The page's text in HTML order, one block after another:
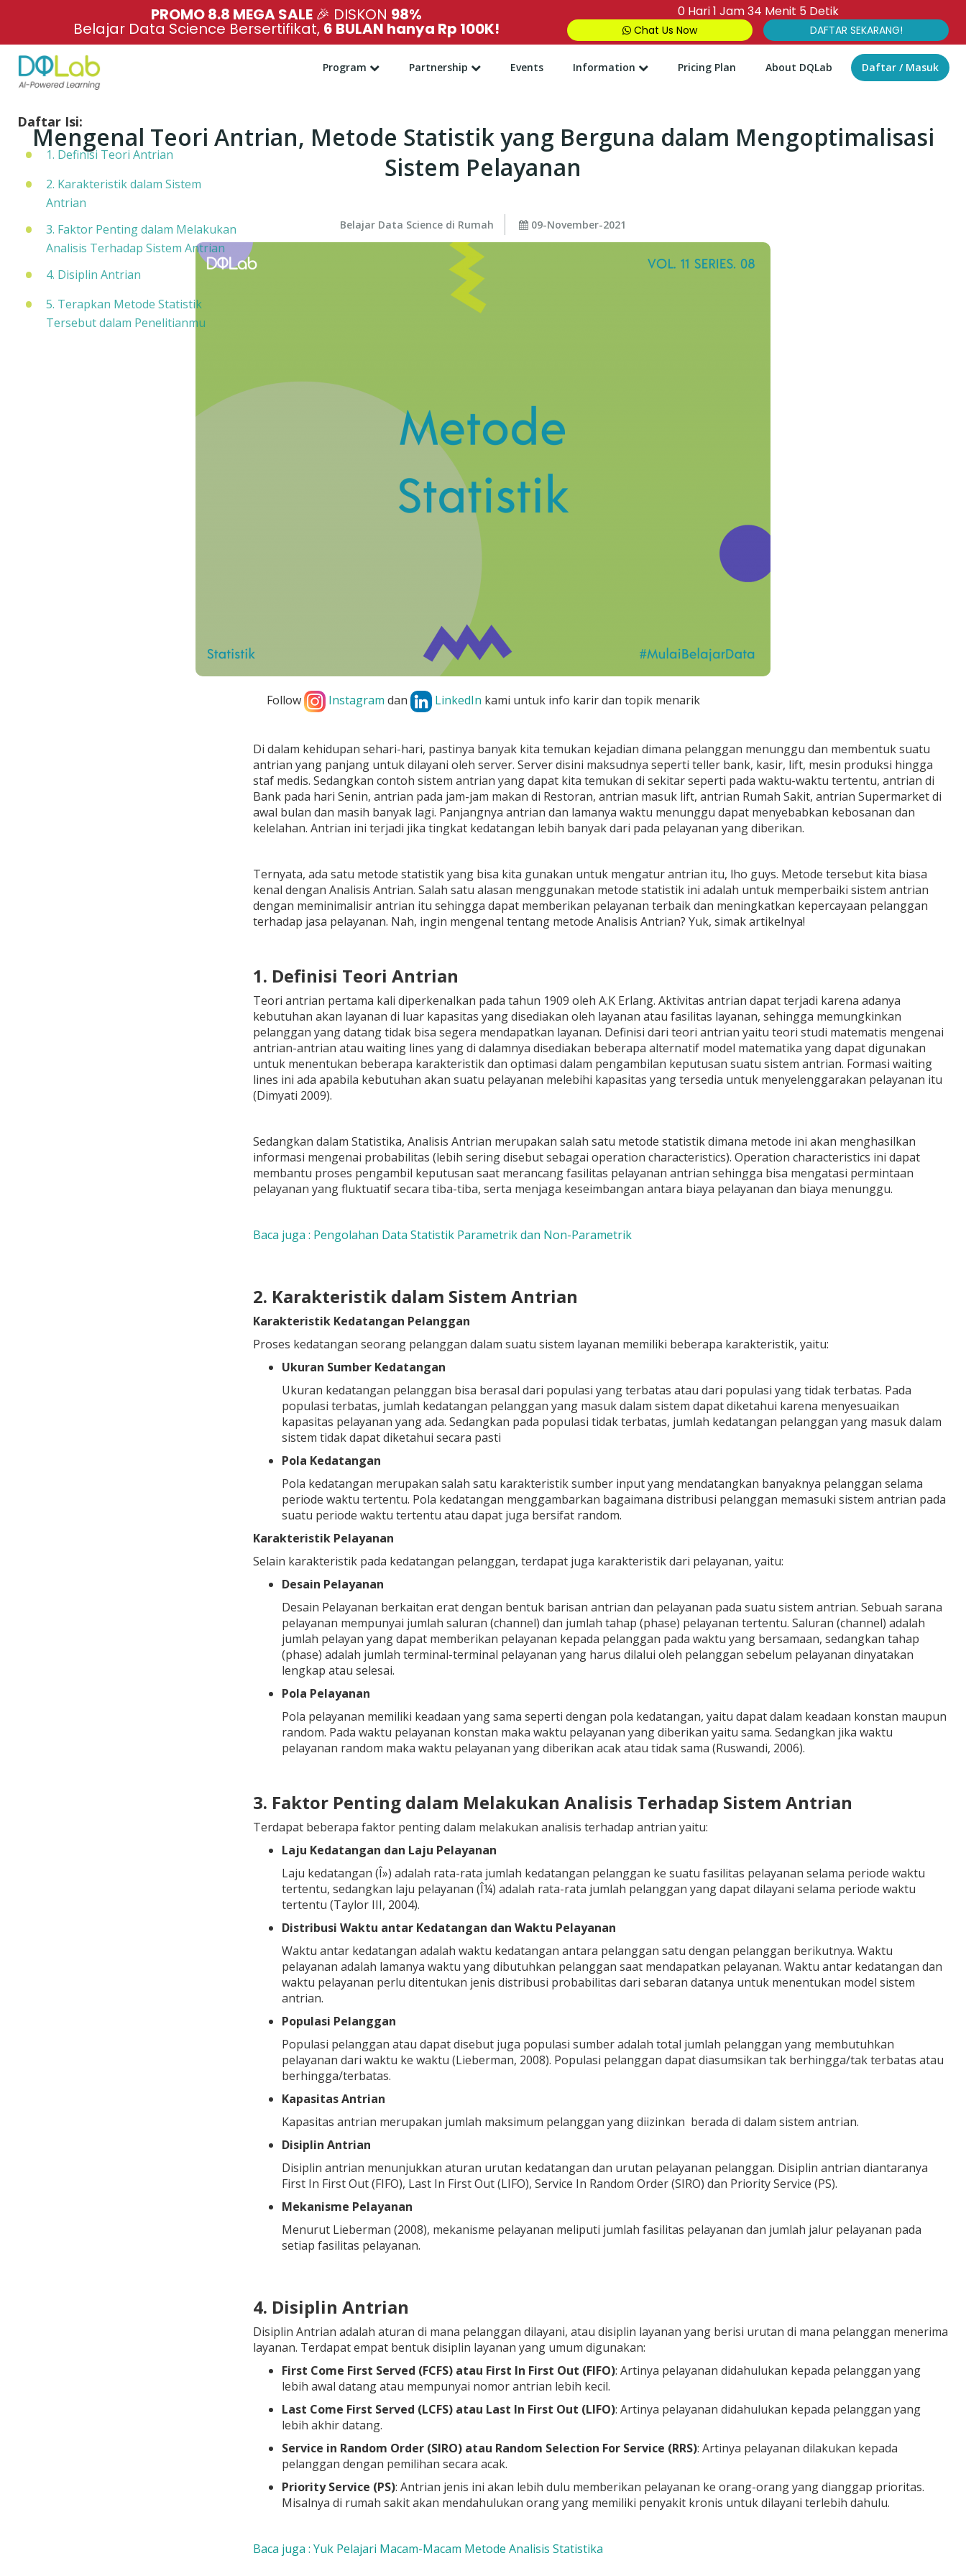
PROMO 8.8 MEGA SALE 🎉 DISKON 98%
Belajar Data Science Bersertifikat, 6 BULAN hanya Rp 100K!
0 Hari1 Jam34 Menit 3 Detik
Chat Us Now DAFTAR SEKARANG!
Program Partnership Events Information Pricing Plan About DQLab Daftar / Masuk
Mengenal Teori Antrian, Metode Statistik yang Berguna dalam Mengoptimalisasi
Sistem Pelayanan
Belajar Data Science di Rumah 09-November-2021
Follow Instagram dan LinkedIn kami untuk info karir dan topik menarik
Daftar Isi:
1. Definisi Teori Antrian
2. Karakteristik dalam Sistem
Antrian
3. Faktor Penting dalam Melakukan
Analisis Terhadap Sistem Antrian
4. Disiplin Antrian
5. Terapkan Metode Statistik
Tersebut dalam Penelitianmu
Di dalam kehidupan sehari-hari, pastinya banyak kita temukan kejadian dimana pelanggan menunggu dan membentuk suatu
antrian yang panjang untuk dilayani oleh server. Server disini maksudnya seperti teller bank, kasir, lift, mesin produksi hingga
staf medis. Sedangkan contoh sistem antrian yang dapat kita temukan di sekitar seperti pada waktu-waktu tertentu, antrian di
Bank pada hari Senin, antrian pada jam-jam makan di Restoran, antrian masuk lift, antrian Rumah Sakit, antrian Supermarket di
awal bulan dan masih banyak lagi. Panjangnya antrian dan lamanya waktu menunggu dapat menyebabkan kebosanan dan
kelelahan. Antrian ini terjadi jika tingkat kedatangan lebih banyak dari pada pelayanan yang diberikan.
Ternyata, ada satu metode statistik yang bisa kita gunakan untuk mengatur antrian itu, lho guys. Metode tersebut kita biasa
kenal dengan Analisis Antrian. Salah satu alasan menggunakan metode statistik ini adalah untuk memperbaiki sistem antrian
dengan meminimalisir antrian itu sehingga dapat memberikan pelayanan terbaik dan meningkatkan kepercayaan pelanggan
terhadap jasa pelayanan. Nah, ingin mengenal tentang metode Analisis Antrian? Yuk, simak artikelnya!
1. Definisi Teori Antrian
Teori antrian pertama kali diperkenalkan pada tahun 1909 oleh A.K Erlang. Aktivitas antrian dapat terjadi karena adanya
kebutuhan akan layanan di luar kapasitas yang disediakan oleh layanan atau fasilitas layanan, sehingga memungkinkan
pelanggan yang datang tidak bisa segera mendapatkan layanan. Definisi dari teori antrian yaitu teori studi matematis mengenai
antrian-antrian atau waiting lines yang di dalamnya disediakan beberapa alternatif model matematika yang dapat digunakan
untuk menentukan beberapa karakteristik dan optimasi dalam pengambilan keputusan suatu sistem antrian. Formasi waiting
lines ini ada apabila kebutuhan akan suatu pelayanan melebihi kapasitas yang tersedia untuk menyelenggarakan pelayanan itu
(Dimyati 2009).
Sedangkan dalam Statistika, Analisis Antrian merupakan salah satu metode statistik dimana metode ini akan menghasilkan
informasi mengenai probabilitas (lebih sering disebut sebagai operation characteristics). Operation characteristics ini dapat
membantu proses pengambil keputusan saat merancang fasilitas pelayanan antrian sehingga bisa mengatasi permintaan
pelayanan yang fluktuatif secara tiba-tiba, serta menjaga keseimbangan antara biaya pelayanan dan biaya menunggu.
Baca juga : Pengolahan Data Statistik Parametrik dan Non-Parametrik
2. Karakteristik dalam Sistem Antrian
Karakteristik Kedatangan Pelanggan
Proses kedatangan seorang pelanggan dalam suatu sistem layanan memiliki beberapa karakteristik, yaitu:
Ukuran Sumber Kedatangan
Ukuran kedatangan pelanggan bisa berasal dari populasi yang terbatas atau dari populasi yang tidak terbatas. Pada
populasi terbatas, jumlah kedatangan pelanggan yang masuk dalam sistem dapat diketahui karena menyesuaikan
kapasitas pelayanan yang ada. Sedangkan pada populasi tidak terbatas, jumlah kedatangan pelanggan yang masuk dalam
sistem tidak dapat diketahui secara pasti
Pola Kedatangan
Pola kedatangan merupakan salah satu karakteristik sumber input yang mendatangkan banyaknya pelanggan selama
periode waktu tertentu. Pola kedatangan menggambarkan bagaimana distribusi pelanggan memasuki sistem antrian pada
suatu periode waktu tertentu atau dapat juga bersifat random.
Karakteristik Pelayanan
Selain karakteristik pada kedatangan pelanggan, terdapat juga karakteristik dari pelayanan, yaitu:
Desain Pelayanan
Desain Pelayanan berkaitan erat dengan bentuk barisan antrian dan pelayanan pada suatu sistem antrian. Sebuah sarana
pelayanan mempunyai jumlah saluran (channel) dan jumlah tahap (phase) pelayanan tertentu. Saluran (channel) adalah
jumlah pelayan yang dapat memberikan pelayanan kepada pelanggan pada waktu yang bersamaan, sedangkan tahap
(phase) adalah jumlah terminal-terminal pelayanan yang harus dilalui oleh pelanggan sebelum pelayanan dinyatakan
lengkap atau selesai.
Pola Pelayanan
Pola pelayanan memiliki keadaan yang sama seperti dengan pola kedatangan, yaitu dapat dalam keadaan konstan maupun
random. Pada waktu pelayanan konstan maka waktu pelayanan yang diberikan yaitu sama. Sedangkan jika waktu
pelayanan random maka waktu pelayanan yang diberikan acak atau tidak sama (Ruswandi, 2006).
3. Faktor Penting dalam Melakukan Analisis Terhadap Sistem Antrian
Terdapat beberapa faktor penting dalam melakukan analisis terhadap antrian yaitu:
Laju Kedatangan dan Laju Pelayanan
Laju kedatangan (Î») adalah rata-rata jumlah kedatangan pelanggan ke suatu fasilitas pelayanan selama periode waktu
tertentu, sedangkan laju pelayanan (Î¼) adalah rata-rata jumlah pelanggan yang dapat dilayani selama periode waktu
tertentu (Taylor III, 2004).
Distribusi Waktu antar Kedatangan dan Waktu Pelayanan
Waktu antar kedatangan adalah waktu kedatangan antara pelanggan satu dengan pelanggan berikutnya. Waktu
pelayanan adalah lamanya waktu yang dibutuhkan pelanggan saat mendapatkan pelayanan. Waktu antar kedatangan dan
waktu pelayanan perlu ditentukan jenis distribusi probabilitas dari sebaran datanya untuk menentukan model sistem
antrian.
Populasi Pelanggan
Populasi pelanggan atau dapat disebut juga populasi sumber adalah total jumlah pelanggan yang membutuhkan
pelayanan dari waktu ke waktu (Lieberman, 2008). Populasi pelanggan dapat diasumsikan tak berhingga/tak terbatas atau
berhingga/terbatas.
Kapasitas Antrian
Kapasitas antrian merupakan jumlah maksimum pelanggan yang diizinkan berada di dalam sistem antrian.
Disiplin Antrian
Disiplin antrian menunjukkan aturan urutan kedatangan dan urutan pelayanan pelanggan. Disiplin antrian diantaranya
First In First Out (FIFO), Last In First Out (LIFO), Service In Random Order (SIRO) dan Priority Service (PS).
Mekanisme Pelayanan
Menurut Lieberman (2008), mekanisme pelayanan meliputi jumlah fasilitas pelayanan dan jumlah jalur pelayanan pada
setiap fasilitas pelayanan.
4. Disiplin Antrian
Disiplin Antrian adalah aturan di mana pelanggan dilayani, atau disiplin layanan yang berisi urutan di mana pelanggan menerima
layanan. Terdapat empat bentuk disiplin layanan yang umum digunakan:
First Come First Served (FCFS) atau First In First Out (FIFO): Artinya pelayanan didahulukan kepada pelanggan yang
lebih awal datang atau mempunyai nomor antrian lebih kecil.
Last Come First Served (LCFS) atau Last In First Out (LIFO): Artinya pelayanan didahulukan kepada pelanggan yang
lebih akhir datang.
Service in Random Order (SIRO) atau Random Selection For Service (RRS): Artinya pelayanan dilakukan kepada
pelanggan dengan pemilihan secara acak.
Priority Service (PS): Antrian jenis ini akan lebih dulu memberikan pelayanan ke orang-orang yang dianggap prioritas.
Misalnya di rumah sakit akan mendahulukan orang yang memiliki penyakit kronis untuk dilayani terlebih dahulu.
Baca juga : Yuk Pelajari Macam-Macam Metode Analisis Statistika